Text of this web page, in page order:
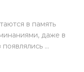
в память
даже в
...